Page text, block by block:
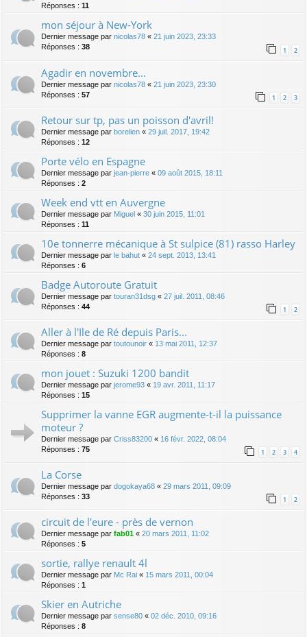
Réponses : 11
mon séjour à New-York
Dernier message par nicolas78 « 21 juin 2023, 23:33
Réponses : 38 1 2
Agadir en novembre...
Dernier message par nicolas78 « 21 juin 2023, 23:30
Réponses : 57 1 2 3
Retour sur tp, pas un poisson d'avril!
Dernier message par borelien « 29 juil. 2017, 19:42
Réponses : 12
Porte vélo en Espagne
Dernier message par jean-pierre « 09 août 2015, 18:11
Réponses : 2
Week end vtt en Auvergne
Dernier message par Miguel « 30 juin 2015, 11:01
Réponses : 11
10e tonnerre mécanique à St sulpice (81) rasso Harley
Dernier message par le bahut « 24 sept. 2013, 13:41
Réponses : 6
Badge Autoroute Gratuit
Dernier message par touran31dsg « 27 juil. 2011, 08:46
Réponses : 44 1 2
Aller à l'Ile de Ré depuis Paris...
Dernier message par toutounoir « 13 mai 2011, 12:37
Réponses : 8
mon jouet : Suzuki 1200 bandit
Dernier message par jerome93 « 19 avr. 2011, 11:17
Réponses : 15
Supprimer la vanne EGR augmente-t-il la puissance
moteur ?
Dernier message par Criss83200 « 16 févr. 2022, 08:04
Réponses : 75 1 2 3 4
La Corse
Dernier message par dogokaya68 « 29 mars 2011, 09:09
Réponses : 33 1 2
circuit de l'eure - près de vernon
Dernier message par fab01 « 20 mars 2011, 11:02
Réponses : 5
sortie, rallye renault 4l
Dernier message par Mc Rai « 15 mars 2011, 00:04
Réponses : 1
Skier en Autriche
Dernier message par sense80 « 02 déc. 2010, 09:16
Réponses : 8